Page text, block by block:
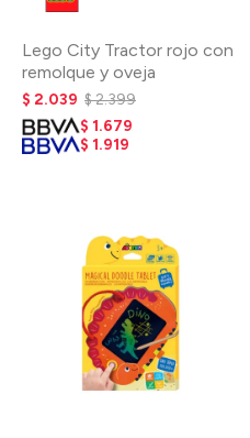
Lego City Tractor rojo con
remolque y oveja
$ 2.039 $2.399
$ 1.679
$ 1.919